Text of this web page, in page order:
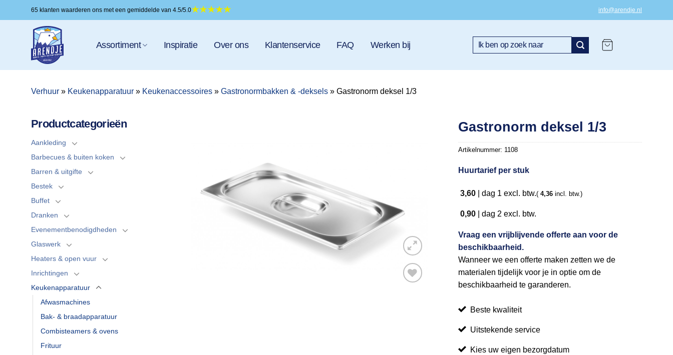
naar
65 klanten waarderen ons met een gemiddelde van 4.5/5.0 info@arendje.nl
Assortiment Inspiratie Over ons Klantenservice FAQ Werken bij
Zoeken
Verhuur » Keukenapparatuur » Keukenaccessoires » Gastronormbakken & -deksels » Gastronorm deksel 1/3
Productcategorieën
Aankleding
Barbecues & buiten koken
Barren & uitgifte
Bestek
Buffet
Dranken
Evenementbenodigdheden
Glaswerk
Heaters & open vuur
Inrichtingen
Keukenapparatuur
Afwasmachines
Bak- & braadapparatuur
Combisteamers & ovens
Frituur
Gastronorm deksel 1/3
Artikelnummer: 1108
Huurtarief per stuk
3,60 |dag 1 excl. btw.( 4,36 incl. btw.)
0,90 |dag 2 excl. btw.
Vraag een vrijblijvende offerte aan voor de
beschikbaarheid.
Wanneer we een offerte maken zetten we de
materialen tijdelijk voor je in optie om de
beschikbaarheid te garanderen.
Beste kwaliteit
Uitstekende service
Kies uw eigen bezorgdatum